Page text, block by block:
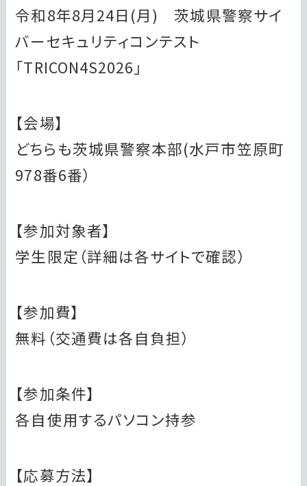
令和8年8月24日(月) 茨城県警察サイ
バーセキュリティコンテスト
「TRICON4S2026」
【会場】
どちらも茨城県警察本部(水戸市笠原町
978番6番）
【参加対象者】
学生限定（詳細は各サイトで確認）
【参加費】
無料（交通費は各自負担）
【参加条件】
各自使用するパソコン持参
【応募方法】